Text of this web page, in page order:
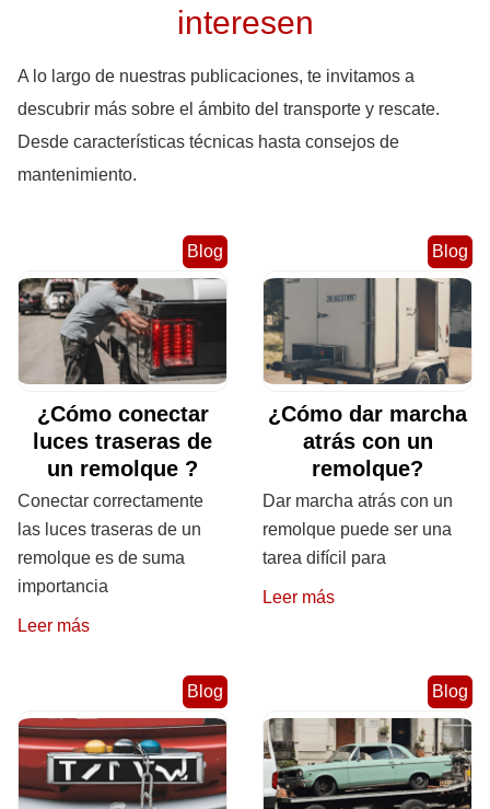
interesen
A lo largo de nuestras publicaciones, te invitamos a
descubrir más sobre el ámbito del transporte y rescate.
Desde características técnicas hasta consejos de
mantenimiento.
Blog
¿Cómo conectar
luces traseras de
un remolque ?
Conectar correctamente
las luces traseras de un
remolque es de suma
importancia
Leer más
Blog
¿Cómo dar marcha
atrás con un
remolque?
Dar marcha atrás con un
remolque puede ser una
tarea difícil para
Leer más
Blog Blog